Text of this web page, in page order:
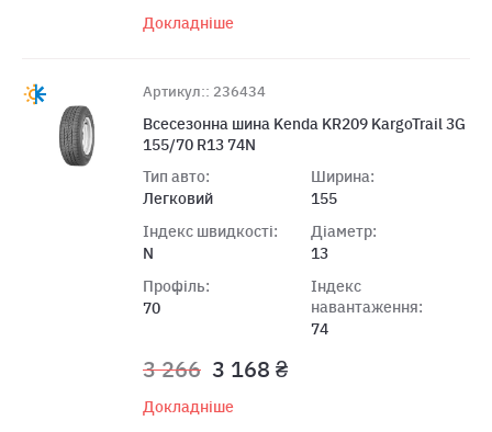
Докладніше
Артикул:: 236434
Всесезонна шина Kenda KR209 KargoTrail 3G
155/70 R13 74N
Тип авто:
Легковий
Індекс швидкості:
N
Профіль:
70
Ширина:
155
Діаметр:
13
Індекс
навантаження:
74
3 266 3 168 ₴
Докладніше